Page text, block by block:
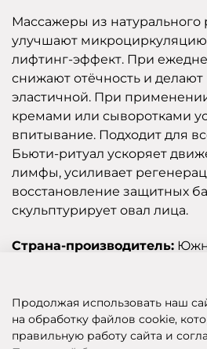
Массажеры из натурального
улучшают микроциркуляцию
лифтинг-эффект. При
снижают отёчность и делают
эластичной. При
кремами или сыворотками
впитывание. Подходит для
Бьюти-ритуал ускоряет
лимфы, усиливает
восстановление защитных
скульптурирует овал лица.
Страна-производитель:
SHOP OF BEAUTY - МУЛЬТИБРЕНДОВЫЙ
Продолжая использовать наш
на обработку файлов cookie,
правильную работу сайта и